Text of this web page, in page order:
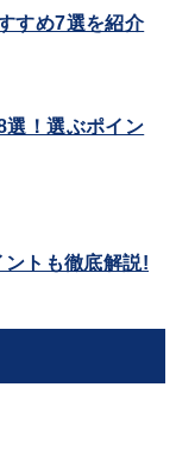
すめ7選を紹介
選！選ぶポイン
トも徹底解説!